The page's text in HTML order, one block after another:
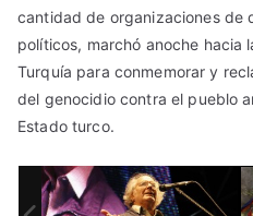
cantidad de organizaciones de
políticos, marchó anoche hacia
Turquía para conmemorar y
del genocidio contra el pueblo
Estado turco.